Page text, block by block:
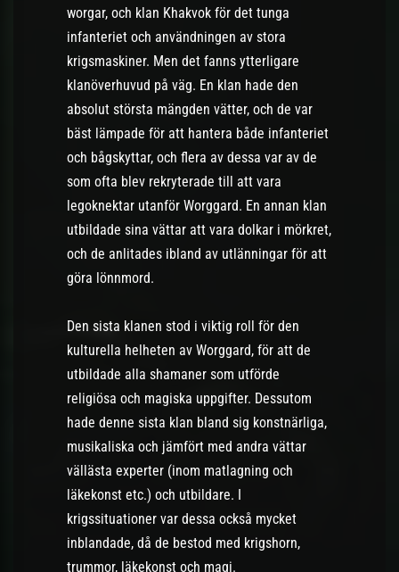
worgar, och klan Khakvok för det tunga
infanteriet och användningen av stora
krigsmaskiner. Men det fanns ytterligare
klanöverhuvud på väg. En klan hade den
absolut största mängden vätter, och de var
bäst lämpade för att hantera både infanteriet
och bågskyttar, och flera av dessa var av de
som ofta blev rekryterade till att vara
legoknektar utanför Worggard. En annan klan
utbildade sina vättar att vara dolkar i mörkret,
och de anlitades ibland av utlänningar för att
göra lönnmord.
Den sista klanen stod i viktig roll för den
kulturella helheten av Worggard, för att de
utbildade alla shamaner som utförde
religiösa och magiska uppgifter. Dessutom
hade denne sista klan bland sig konstnärliga,
musikaliska och jämfört med andra vättar
vällästa experter (inom matlagning och
läkekonst etc.) och utbildare. I
krigssituationer var dessa också mycket
inblandade, då de bestod med krigshorn,
trummor, läkekonst och magi.